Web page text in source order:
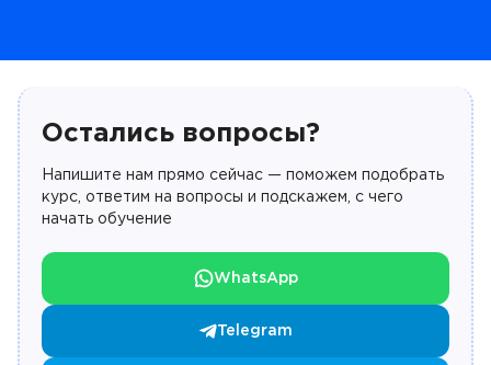
Остались вопросы?
Напишите нам прямо сейчас — поможем подобрать
курс, ответим на вопросы и подскажем, с чего
начать обучение
WhatsApp
Telegram